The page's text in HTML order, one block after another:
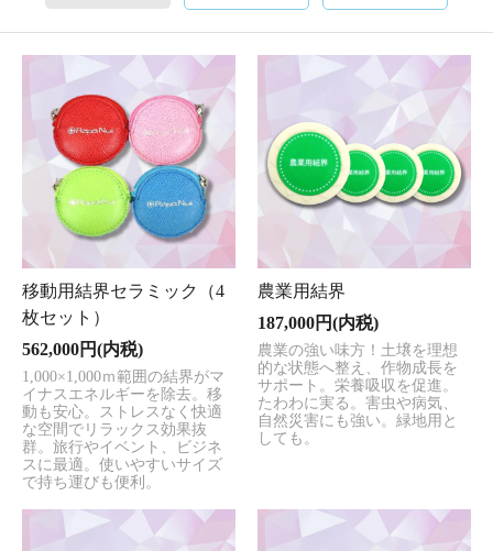
移動用結界セラミック（4
枚セット）
562,000円(内税)
1,000×1,000ｍ範囲の結界がマ
イナスエネルギーを除去。移
動も安心。ストレスなく快適
な空間でリラックス効果抜
群。旅行やイベント、ビジネ
スに最適。使いやすいサイズ
で持ち運びも便利。
農業用結界
187,000円(内税)
農業の強い味方！土壌を理想
的な状態へ整え、作物成長を
サポート。栄養吸収を促進。
たわわに実る。害虫や病気、
自然災害にも強い。緑地用と
しても。